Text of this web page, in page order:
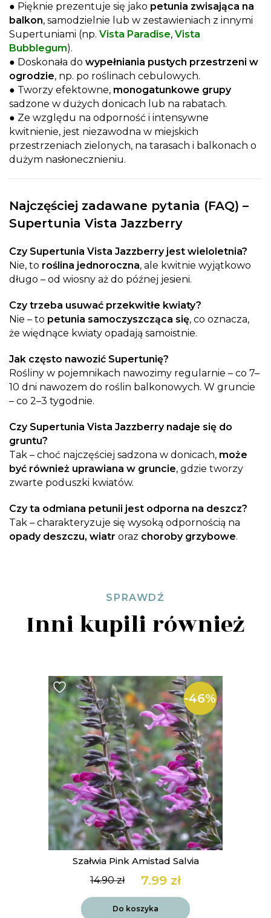
● Pięknie prezentuje się jako petunia zwisająca na
balkon, samodzielnie lub w zestawieniach z innymi
Supertuniami (np. Vista Paradise, Vista
Bubblegum).
● Doskonała do wypełniania pustych przestrzeni w
ogrodzie, np. po roślinach cebulowych.
● Tworzy efektowne, monogatunkowe grupy
sadzone w dużych donicach lub na rabatach.
● Ze względu na odporność i intensywne
kwitnienie, jest niezawodna w miejskich
przestrzeniach zielonych, na tarasach i balkonach o
dużym nasłonecznieniu.
Najczęściej zadawane pytania (FAQ) –
Supertunia Vista Jazzberry
Czy Supertunia Vista Jazzberry jest wieloletnia?
Nie, to roślina jednoroczna, ale kwitnie wyjątkowo
długo – od wiosny aż do późnej jesieni.
Czy trzeba usuwać przekwitłe kwiaty?
Nie – to petunia samoczyszcząca się, co oznacza,
że więdnące kwiaty opadają samoistnie.
Jak często nawozić Supertunię?
Rośliny w pojemnikach nawozimy regularnie – co 7–
10 dni nawozem do roślin balkonowych. W gruncie
– co 2–3 tygodnie.
Czy Supertunia Vista Jazzberry nadaje się do
gruntu?
Tak – choć najczęściej sadzona w donicach, może
być również uprawiana w gruncie, gdzie tworzy
zwarte poduszki kwiatów.
Czy ta odmiana petunii jest odporna na deszcz?
Tak – charakteryzuje się wysoką odpornością na
opady deszczu, wiatr oraz choroby grzybowe.
SPRAWDŹ
Inni kupili również
-46%
Szałwia Pink Amistad Salvia
14.90zł
Pierwotna
cena
wynosiła:
7.99 zł
Aktualna
cena
wynosi:
Do koszyka